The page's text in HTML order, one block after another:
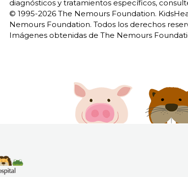
diagnósticos y tratamientos específicos,
© 1995-2026 The Nemours Foundation.
Nemours Foundation. Todos los derechos
Imágenes obtenidas de The Nemours